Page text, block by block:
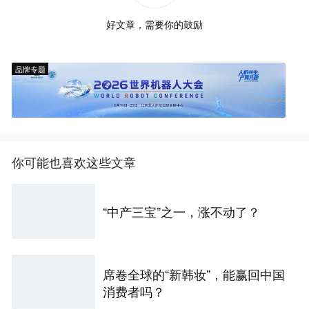
好文章，需要你的鼓励
品牌专题
你可能也喜欢这些文章
“中产三宝”之一，涨不动了？
席卷全球的“新韩妆”，能赢回中国
消费者吗？